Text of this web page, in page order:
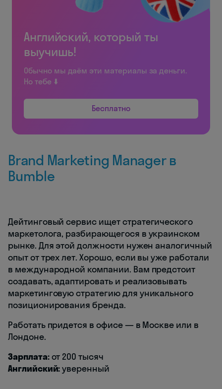
Английский, который ты
выучишь!
Обычно мы даём эти материалы за деньги.
Но тебе ⬇️
Бесплатно
Brand Marketing Manager в
Bumble
Дейтинговый сервис ищет стратегического
маркетолога, разбирающегося в украинском
рынке. Для этой должности нужен аналогичный
опыт от трех лет. Хорошо, если вы уже работали
в международной компании. Вам предстоит
создавать, адаптировать и реализовывать
маркетинговую стратегию для уникального
позиционирования бренда.
Работать придется в офисе — в Москве или в
Лондоне.
Зарплата:от 200 тысяч
Английский:уверенный